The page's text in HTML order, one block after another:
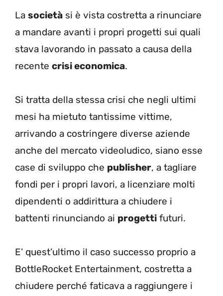
La società si è vista costretta a rinunciare
a mandare avanti i propri progetti sui quali
stava lavorando in passato a causa della
recente crisi economica.
Si tratta della stessa crisi che negli ultimi
mesi ha mietuto tantissime vittime,
arrivando a costringere diverse aziende
anche del mercato videoludico, siano esse
case di sviluppo che publisher, a tagliare
fondi per i propri lavori, a licenziare molti
dipendenti o addirittura a chiudere i
battenti rinunciando ai progetti futuri.
E’ quest’ultimo il caso successo proprio a
BottleRocket Entertainment, costretta a
chiudere perché faticava a raggiungere i